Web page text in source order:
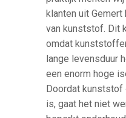
klanten uit
van kunststof. Dit
omdat
lange levensduur
een enorm hoge
Doordat kunststof
is, gaat het niet